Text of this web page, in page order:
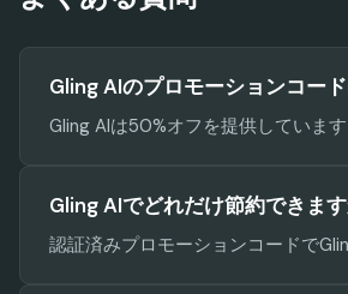
Gling AIのプロモーションコード
Gling AIは50%オフを提供していま
Gling AIでどれだけ節約できます
認証済みプロモーションコードで